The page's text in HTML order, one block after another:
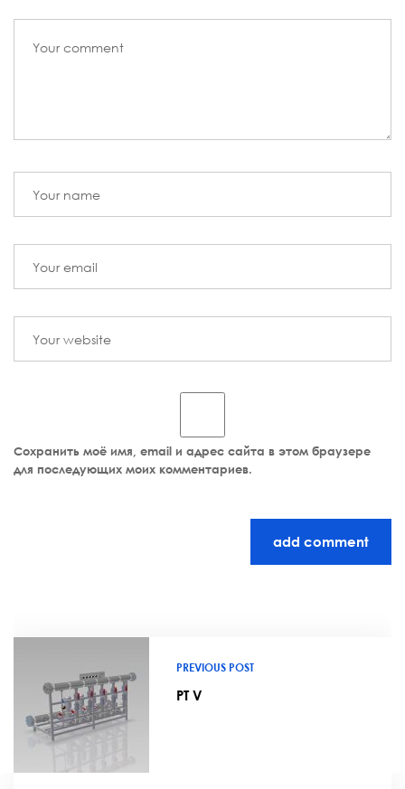
Сохранить моё имя, email и адрес сайта в этом браузере
для последующих моих комментариев.
add comment
PREVIOUS POST
PT V